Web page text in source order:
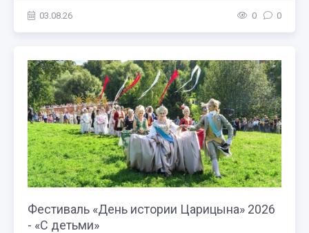
03.08.26 0 0
Фестиваль «День истории Царицына» 2026
- «С детьми»